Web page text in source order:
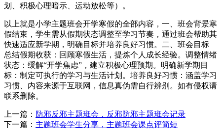
划、积极心理暗示、运动放松等）。
以上就是小学主题班会开学寒假的全部内容，一、班会背景寒
假结束，学生需从假期状态调整至学习节奏，通过班会帮助其
快速适应新学期，明确目标并培养良好习惯。二、班会目标
总结假期收获：回顾寒假生活，提炼个人成长经验。调整情绪
状态：缓解“开学焦虑”，建立积极心理预期。明确新学期目
标：制定可执行的学习与生活计划。培养良好习惯：涵盖学习
习惯、内容来源于互联网，信息真伪需自行辨别。如有侵权请
联系删除。
上一篇： 防邪反邪主题班会，反邪防邪主题班会记录
下一篇： 主题班会学生分享，主题班会课点评简短